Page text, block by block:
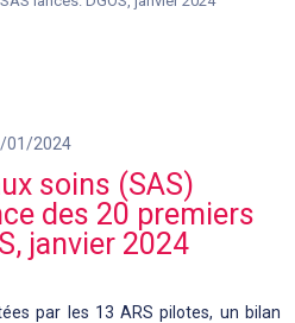
01/2024
soins (SAS)
des 20 premiers
janvier 2024
par les 13 ARS pilotes, un bilan